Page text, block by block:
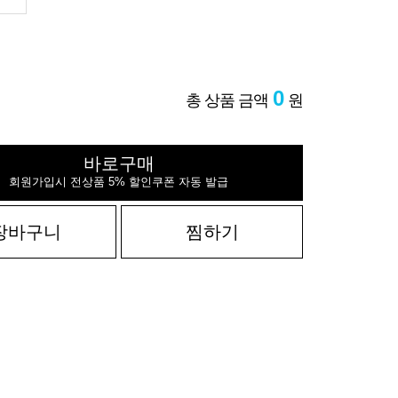
총 상품 금액 0 원
바로구매
회원가입시 전상품 5% 할인쿠폰 자동 발급
바구니 찜하기